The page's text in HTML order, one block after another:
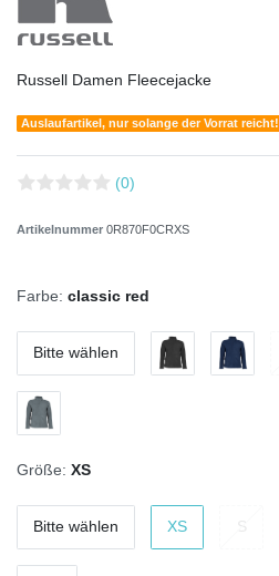
Russell Damen Fleecejacke
Auslaufartikel, nur solange der Vorrat reicht!
(0)
Artikelnummer 0R870F0CRXS
Farbe: classic red
Bitte wählen
Größe: XS
Bitte wählen XS